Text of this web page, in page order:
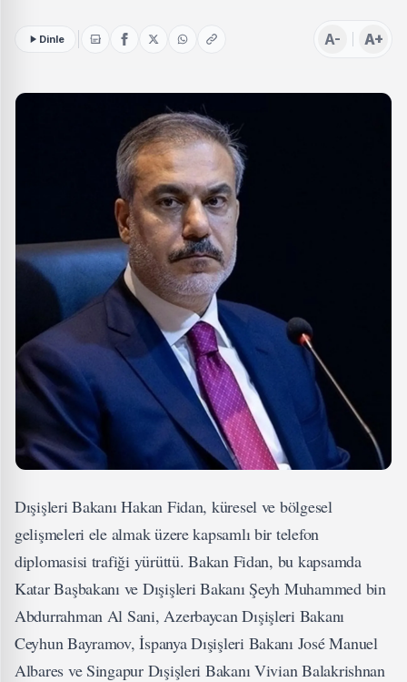
Dinle A- A+
Dışişleri Bakanı Hakan Fidan, küresel ve bölgesel
gelişmeleri ele almak üzere kapsamlı bir telefon
diplomasisi trafiği yürüttü. Bakan Fidan, bu kapsamda
Katar Başbakanı ve Dışişleri Bakanı Şeyh Muhammed bin
Abdurrahman Al Sani, Azerbaycan Dışişleri Bakanı
Ceyhun Bayramov, İspanya Dışişleri Bakanı José Manuel
Albares ve Singapur Dışişleri Bakanı Vivian Balakrishnan